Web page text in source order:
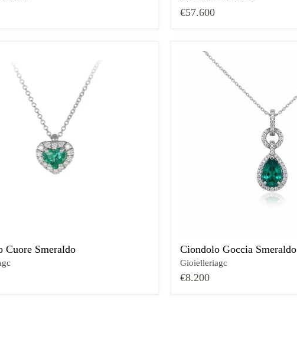
€57.600
Cuore Smeraldo Ciondolo Goccia Smeraldo
Gioielleriagc
€8.200